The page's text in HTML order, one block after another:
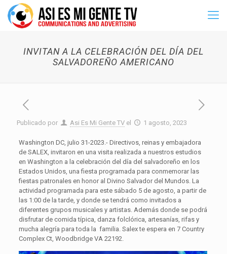
INVITAN A LA CELEBRACIÓN DEL DÍA DEL
SALVADOREÑO AMERICANO
Publicado por Asi Es Mi Gente TV el 1 agosto, 2023
Washington DC, julio 31-2023.- Directivos, reinas y embajadora
de SALEX, invitaron en una visita realizada a nuestros estudios
en Washington a la celebración del día del salvadoreño en los
Estados Unidos, una fiesta programada para conmemorar las
fiestas patronales en honor al Divino Salvador del Mundos. La
actividad programada para este sábado 5 de agosto, a partir de
las 1:00 de la tarde, y donde se tendrá como invitados a
diferentes grupos musicales y artistas. Además donde se podrá
disfrutar de comida típica, danza folclórica, artesanías, rifas y
mucha alegría para toda la familia. Salex te espera en 7 Country
Complex Ct, Woodbridge VA 22192.